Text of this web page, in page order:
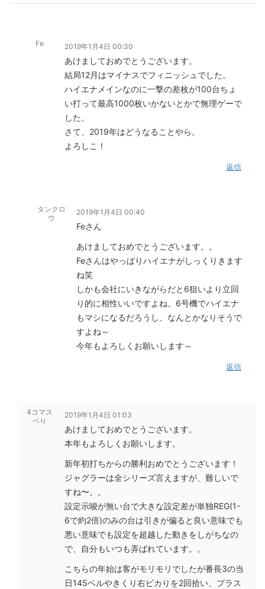
Fe 2019年1月4日 00:30
あけましておめでとうございます。
結局12月はマイナスでフィニッシュでした。
ハイエナメインなのに一撃の差枚が100台ちょ
い打って最高1000枚いかないとかで無理ゲーで
した。
さて、2019年はどうなることやら。
よろしこ！
返信
タンクロ
ウ
2019年1月4日 00:40
Feさん
あけましておめでとうございます。。
Feさんはやっぱりハイエナがしっくりきます
ね笑
しかも会社にいきながらだと6狙いより立回
り的に相性いいですよね。6号機でハイエナ
もマシになるだろうし、なんとかなりそうで
すよね～
今年もよろしくお願いします～
返信
4コマス
ベり
2019年1月4日 01:03
あけましておめでとうございます。
本年もよろしくお願いします。
新年初打ちからの勝利おめでとうございます！
ジャグラーは全シリーズ言えますが、難しいで
すね〜。。
設定示唆が無い台で大きな設定差が単独REG(1-
6で約2倍)のみの台は引きが偏ると良い意味でも
悪い意味でも設定を超越した動きをしがちなの
で、自分もいつも弄ばれています。。
こちらの年始は客がモリモリでしたが番長3の当
日145ベルやきくり右ピカりを2回拾い、プラス